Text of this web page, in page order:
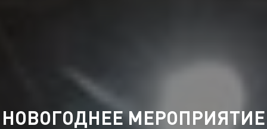
НОВОГОДНЕЕ МЕРОПРИЯТИЕ